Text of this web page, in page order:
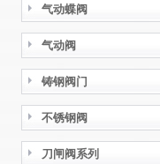
气动蝶阀
气动阀
铸钢阀门
不锈钢阀
刀闸阀系列